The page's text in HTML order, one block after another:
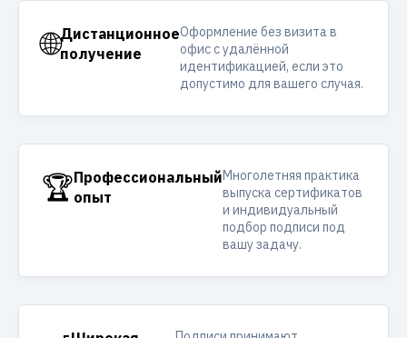
🌐Дистанционное
получение
Оформление без визита в
офис с удалённой
идентификацией, если это
допустимо для вашего случая.
🏆Профессиональный
опыт
Многолетняя практика
выпуска сертификатов
и индивидуальный
подбор подписи под
вашу задачу.